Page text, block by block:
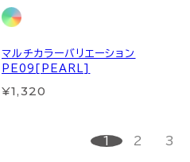
マルチカラーバリエーション
PE09[PEARL]
¥1,320
1 2 3